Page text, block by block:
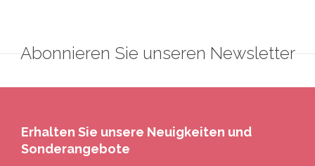
Abonnieren Sie unseren Newsletter
Erhalten Sie unsere Neuigkeiten und
Sonderangebote